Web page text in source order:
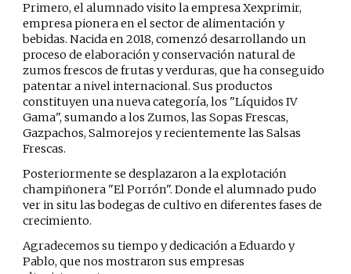
Primero, el alumnado visito la empresa Xexprimir,
empresa pionera en el sector de alimentación y
bebidas. Nacida en 2018, comenzó desarrollando un
proceso de elaboración y conservación natural de
zumos frescos de frutas y verduras, que ha conseguido
patentar a nivel internacional. Sus productos
constituyen una nueva categoría, los "Líquidos IV
Gama", sumando a los Zumos, las Sopas Frescas,
Gazpachos, Salmorejos y recientemente las Salsas
Frescas.
Posteriormente se desplazaron a la explotación
champiñonera "El Porrón". Donde el alumnado pudo
ver in situ las bodegas de cultivo en diferentes fases de
crecimiento.
Agradecemos su tiempo y dedicación a Eduardo y
Pablo, que nos mostraron sus empresas